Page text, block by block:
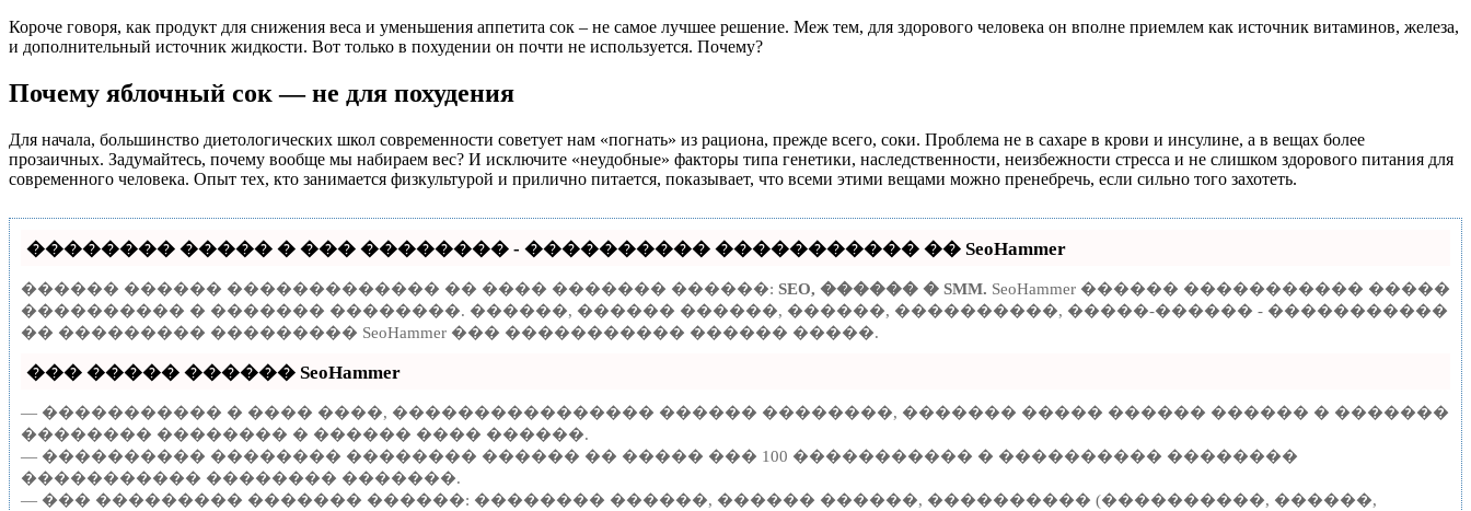
Короче говоря, как продукт для снижения веса и уменьшения аппетита сок – не самое лучшее решение. Меж тем, для здорового человека он вполне приемлем как источник витаминов, железа,
и дополнительный источник жидкости. Вот только в похудении он почти не используется. Почему?
Почему яблочный сок — не для похудения
Для начала, большинство диетологических школ современности советует нам «погнать» из рациона, прежде всего, соки. Проблема не в сахаре в крови и инсулине, а в вещах более
прозаичных. Задумайтесь, почему вообще мы набираем вес? И исключите «неудобные» факторы типа генетики, наследственности, неизбежности стресса и не слишком здорового питания для
современного человека. Опыт тех, кто занимается физкультурой и прилично питается, показывает, что всеми этими вещами можно пренебречь, если сильно того захотеть.
�������� ����� � ��� �������� - ���������� ����������� �� SeoHammer
������ ������ ������������� �� ���� ������� ������: SEO, ������ � SMM. SeoHammer ������ ����������� �����
���������� � ������� ��������. ������, ������ ������, ������, ����������, �����-������ - �����������
�� ��������� ��������� SeoHammer ��� ����������� ������ �����.
��� ����� ������ SeoHammer
— ����������� � ���� ����, ���������������� ������ ��������, ������� ����� ������ ������ � �������
�������� �������� � ������ ���� ������.
— ���������� �������� �������� ������ �� ����� ��� 100 ����������� � ���������� ��������
����������� �������� �������.
— ��� ��������� ������� ������: �������� ������, ������ ������, ���������� (����������, ������,